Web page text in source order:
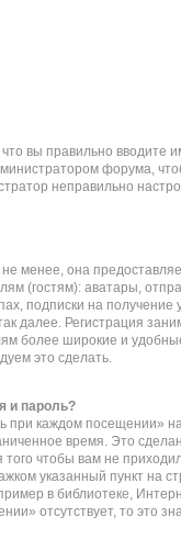
вы правильно вводите
форума,
неправильно
менее, она
(гостям): аватары,
подписки на получение
далее. Регистрация
более широкие и
это сделать.
и пароль?
при каждом посещении»
время. Это
чтобы вам не
указанный пункт на
в библиотеке,
отсутствует, то это